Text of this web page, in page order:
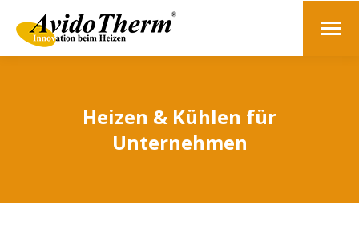
Heizen & Kühlen für
Unternehmen